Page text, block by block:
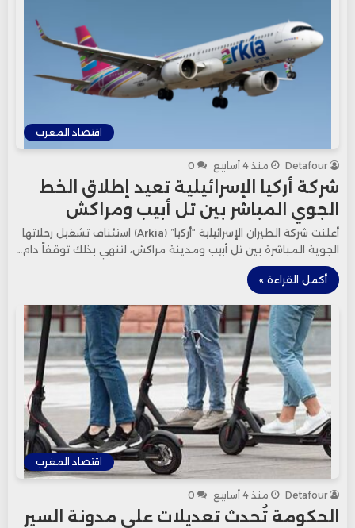
اقتصاد المغرب
Detafour منذ 4 أسابيع 0
شركة أركيا الإسرائيلية تعيد إطلاق الخط
الجوي المباشر بين تل أبيب ومراكش
أعلنت شركة الطيران الإسرائيلية “أركيا” (Arkia) استئناف تشغيل رحلاتها
الجوية المباشرة بين تل أبيب ومدينة مراكش، لتنهي بذلك توقفاً دام…
أكمل القراءة »
اقتصاد المغرب
Detafour منذ 4 أسابيع 0
الحكومة تُحدث تعديلات على مدونة السير